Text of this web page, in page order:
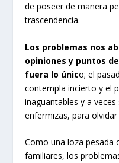
de poseer de manera
trascendencia.
Los problemas nos
opiniones y puntos
fuera lo único; el
contempla incierto y el
inaguantables y a
enfermizas, para
Como una loza pesada
familiares, los